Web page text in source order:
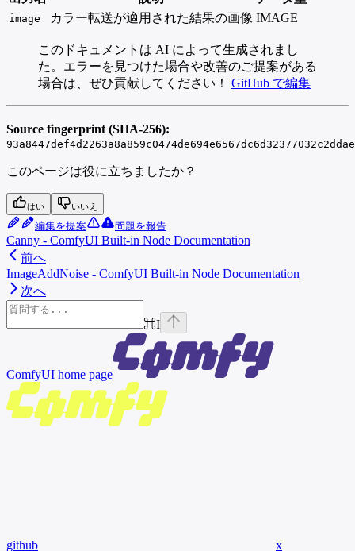
image カラー転送が適用された結果の画像 IMAGE
このドキュメントは AI によって生成されまし
た。エラーを見つけた場合や改善のご提案がある
場合は、ぜひ貢献してください！ GitHub で編集
Source fingerprint (SHA-256):
このページは役に立ちましたか？
はい いいえ
編集を提案 問題を報告
Canny - ComfyUI Built-in Node Documentation
前へ
ImageAddNoise - ComfyUI Built-in Node Documentation
次へ
⌘I
ComfyUI home page
github x